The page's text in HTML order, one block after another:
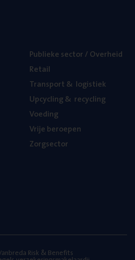
Publie­ke sec­tor / Overheid
Retail
Trans­port& logistiek
Upcy­cling& recycling
Voe­ding
Vrije beroe­pen
Zorg­sec­tor
Risk & Benefits